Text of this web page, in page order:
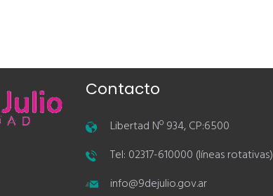
Contacto
Libertad Nº 934, CP:6500
Tel: 02317-610000 (líneas rotativas)
info@9dejulio.gov.ar